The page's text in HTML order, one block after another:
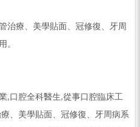
治療、美學貼面、冠修復、牙周
。
, 口腔全科醫生,從事口腔臨床工
、美學貼面、冠修復、牙周病系